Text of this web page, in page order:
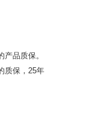
品质保。
质保，25年